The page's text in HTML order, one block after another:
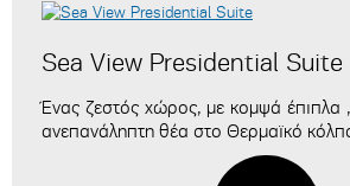
Sea View Presidential Suite
Ένας ζεστός χώρος, με κομψά έπιπλα ,
ανεπανάληπτη θέα στο Θερμαϊκό